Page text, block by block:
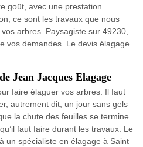
goût, avec une prestation
ce sont les travaux que nous
arbres. Paysagiste sur 49230,
vos demandes. Le devis élagage
Jean Jacques Elagage
faire élaguer vos arbres. Il faut
autrement dit, un jour sans gels
la chute des feuilles se termine
faut faire durant les travaux. Le
un spécialiste en élagage à Saint